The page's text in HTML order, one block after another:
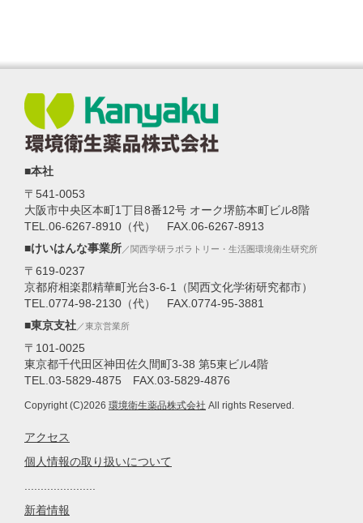
■本社
〒541-0053
大阪市中央区本町1丁目8番12号 オーク堺筋本町ビル8階
TEL.06-6267-8910（代） FAX.06-6267-8913
■けいはんな事業所 ／関西学研ラボラトリー・生活圏環境衛生研究所
〒619-0237
京都府相楽郡精華町光台3-6-1（関西文化学術研究都市）
TEL.0774-98-2130（代） FAX.0774-95-3881
■東京支社 ／東京営業所
〒101-0025
東京都千代田区神田佐久間町3-38 第5東ビル4階
TEL.03-5829-4875 FAX.03-5829-4876
Copyright (C)2026 環境衛生薬品株式会社 All rights Reserved.
アクセス
個人情報の取り扱いについて
新着情報